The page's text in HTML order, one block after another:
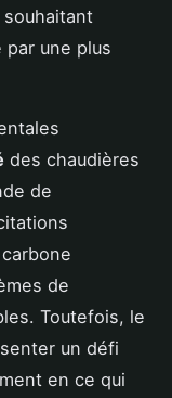
par une plus
des chaudières
de
de
Toutefois, le
un défi
en ce qui